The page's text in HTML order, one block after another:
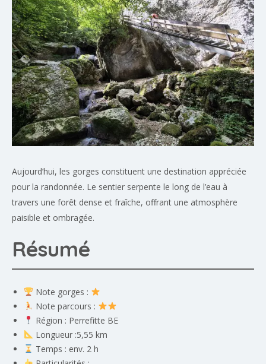
Aujourd’hui, les gorges constituent une destination appréciée
pour la randonnée. Le sentier serpente le long de l’eau à
travers une forêt dense et fraîche, offrant une atmosphère
paisible et ombragée.
Résumé
Note gorges :
Note parcours :
Région : Perrefitte BE
Longueur :5,55 km
Temps : env. 2 h